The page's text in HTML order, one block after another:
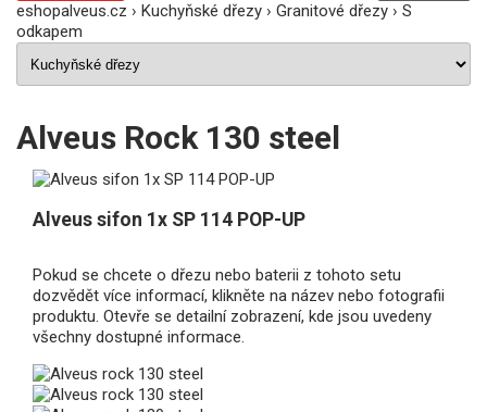
eshopalveus.cz › Kuchyňské dřezy › Granitové dřezy › S
odkapem
Alveus Rock 130 steel
Alveus sifon 1x SP 114 POP-UP
Pokud se chcete o dřezu nebo baterii z tohoto setu
dozvědět více informací, klikněte na název nebo fotografii
produktu. Otevře se detailní zobrazení, kde jsou uvedeny
všechny dostupné informace.